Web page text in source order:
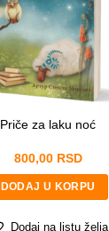
Priče za laku noć
800,00 RSD
DODAJ U KORPU
Dodaj na listu želja